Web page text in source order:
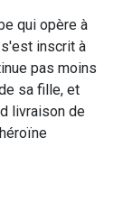
qui opère à
inscrit à
pas moins
sa fille, et
livraison de